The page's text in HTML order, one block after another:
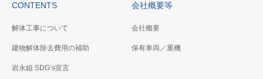
CONTENTS
解体工事について
建物解体除去費用の補助
岩永組 SDG’s宣言
会社概要等
会社概要
保有車両／重機